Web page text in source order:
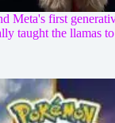
Meta's first
taught the llamas to